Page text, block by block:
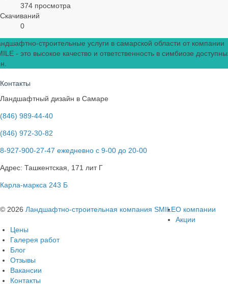
374 просмотра
Скачиваний
0
строительные услуги в самарской области от компании
- это высокое качество и ответственность в симбиозе
Контакты
Ландшафтный дизайн в Самаре
(846) 989-44-40
(846) 972-30-82
8-927-900-27-47 ежедневно с 9-00 до 20-00
Адрес: Ташкентская, 171 лит Г
Карла-маркса 243 Б
© 2026 Ландшафтно-строительная компания SMILEО компании
Акции
Цены
Галерея работ
Блог
Отзывы
Вакансии
Контакты